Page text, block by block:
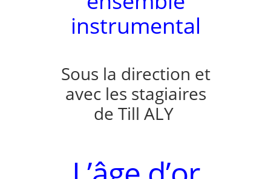
instrumental
Sous la direction et
avec les stagiaires
de Till ALY